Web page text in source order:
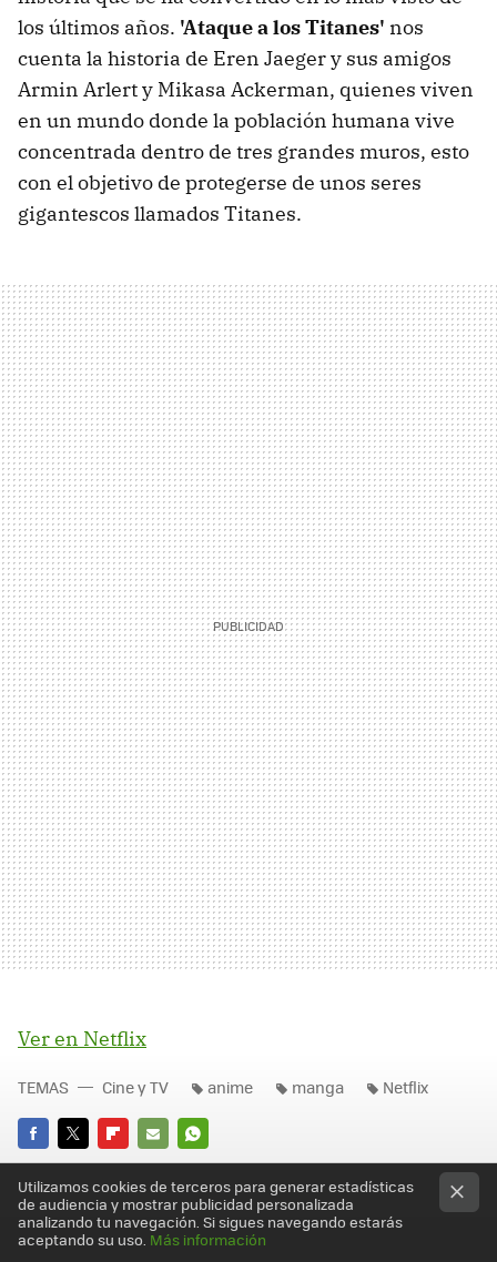
los últimos años. 'Ataque a los Titanes' nos
cuenta la historia de Eren Jaeger y sus amigos
Armin Arlert y Mikasa Ackerman, quienes viven
en un mundo donde la población humana vive
concentrada dentro de tres grandes muros, esto
con el objetivo de protegerse de unos seres
gigantescos llamados Titanes.
Ver en Netflix
FACEBOOK
TWITTERFLIPBOARD
E-
MAIL
WHATSAPP
TEMAS Cine y TV anime manga Netflix
Utilizamos cookies de terceros para generar estadísticas
de audiencia y mostrar publicidad personalizada
analizando tu navegación. Si sigues navegando estarás
aceptando su uso. Más información